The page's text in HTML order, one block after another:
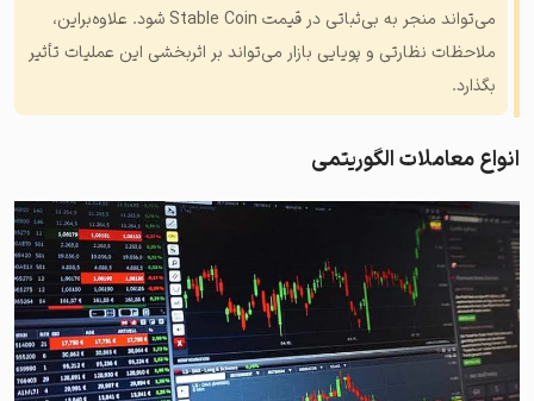
می‌تواند منجر به بی‌ثباتی در قیمت Stable Coin شود. علاوه‌براین،
ملاحظات نظارتی و پویایی بازار می‌تواند بر اثربخشی این عملیات تأثیر
بگذارد.
انواع معاملات الگوریتمی